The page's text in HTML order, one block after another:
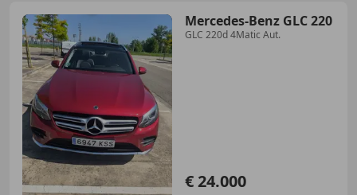
Mercedes-Benz GLC 220
GLC 220d 4Matic Aut.
€ 24.000